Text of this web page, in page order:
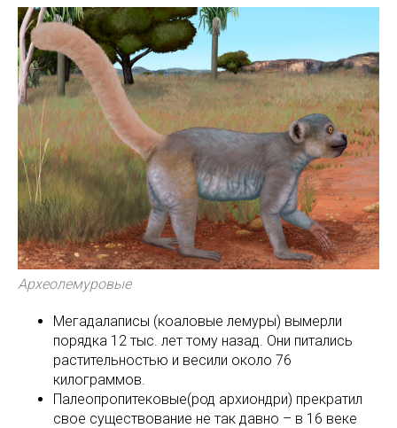
Археолемуровые
Мегадалаписы (коаловые лемуры) вымерли
порядка 12 тыс. лет тому назад. Они питались
растительностью и весили около 76
килограммов.
Палеопропитековые(род архиондри) прекратил
свое существование не так давно – в 16 веке